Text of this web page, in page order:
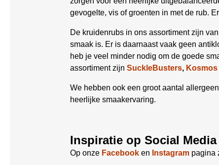
gevogelte, vis of groenten in met de rub.
De kruidenrubs in ons assortiment zijn
smaak is. Er is daarnaast vaak geen
heb je veel minder nodig om de goede
assortiment zijn SuckleBusters, Kosmos
We hebben ook een groot aantal
heerlijke smaakervaring.
Inspiratie op Social Media
Op onze Facebook en Instagram pagina